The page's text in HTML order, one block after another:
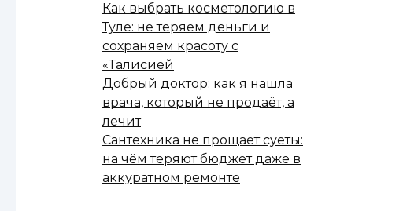
Как выбрать косметологию в
Туле: не теряем деньги и
сохраняем красоту с
«Талисией
Добрый доктор: как я нашла
врача, который не продаёт, а
лечит
Сантехника не прощает суеты:
на чём теряют бюджет даже в
аккуратном ремонте